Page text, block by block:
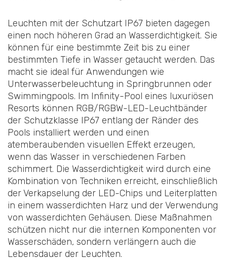
Leuchten mit der Schutzart IP67 bieten dagegen
einen noch höheren Grad an Wasserdichtigkeit. Sie
können für eine bestimmte Zeit bis zu einer
bestimmten Tiefe in Wasser getaucht werden. Das
macht sie ideal für Anwendungen wie
Unterwasserbeleuchtung in Springbrunnen oder
Swimmingpools. Im Infinity-Pool eines luxuriösen
Resorts können RGB/RGBW-LED-Leuchtbänder
der Schutzklasse IP67 entlang der Ränder des
Pools installiert werden und einen
atemberaubenden visuellen Effekt erzeugen,
wenn das Wasser in verschiedenen Farben
schimmert. Die Wasserdichtigkeit wird durch eine
Kombination von Techniken erreicht, einschließlich
der Verkapselung der LED-Chips und Leiterplatten
in einem wasserdichten Harz und der Verwendung
von wasserdichten Gehäusen. Diese Maßnahmen
schützen nicht nur die internen Komponenten vor
Wasserschäden, sondern verlängern auch die
Lebensdauer der Leuchten.